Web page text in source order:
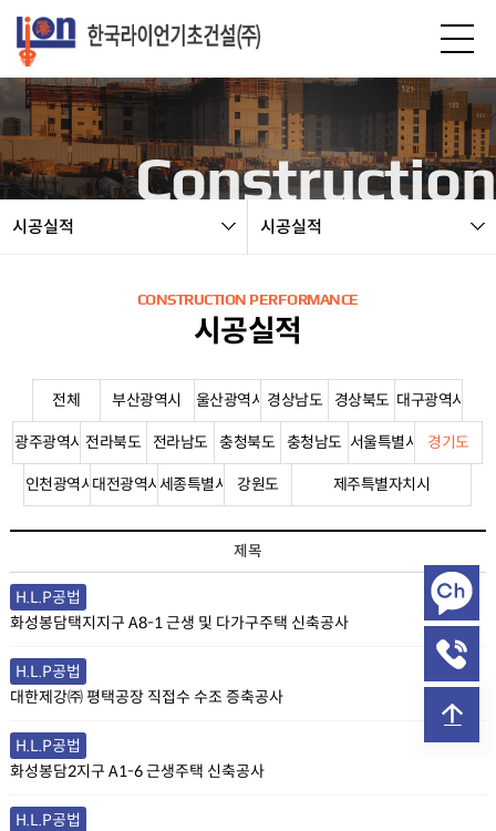
Construction
시공실적 시공실적
CONSTRUCTION PERFORMANCE
시공실적
전체 부산광역시 울산광역시 경상남도 경상북도 대구광역시
광주광역시 전라북도 전라남도 충청북도 충청남도 서울특별시 경기도
인천광역시대전광역시세종특별시 강원도 제주특별자치시
제목
H.L.P공법
화성봉담택지지구 A8-1 근생 및 다가구주택 신축공사
H.L.P공법
대한제강㈜ 평택공장 직접수 수조 증축공사
H.L.P공법
화성봉담2지구 A1-6 근생주택 신축공사
H.L.P공법